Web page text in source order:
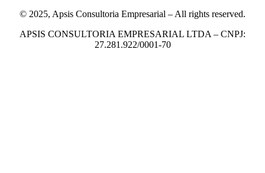
© 2025, Apsis Consultoria Empresarial – All rights reserved.
APSIS CONSULTORIA EMPRESARIAL LTDA – CNPJ:
27.281.922/0001-70